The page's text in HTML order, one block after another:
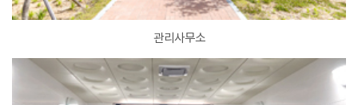
관리사무소